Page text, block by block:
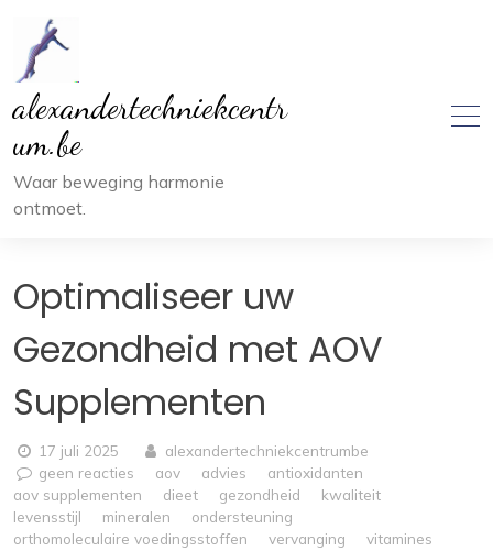
inhoud
alexandertechniekcentr
um.be
Waar beweging harmonie
ontmoet.
Optimaliseer uw
Gezondheid met AOV
Supplementen
17 juli 2025
alexandertechniekcentrumbe
geen reacties
aov advies
antioxidanten
aov supplementen
dieet gezondheid
kwaliteit
levensstijl
mineralen
ondersteuning
orthomoleculaire voedingsstoffen
vervanging
vitamines